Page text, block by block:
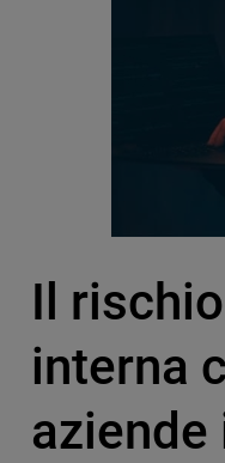
Il
interna
aziende